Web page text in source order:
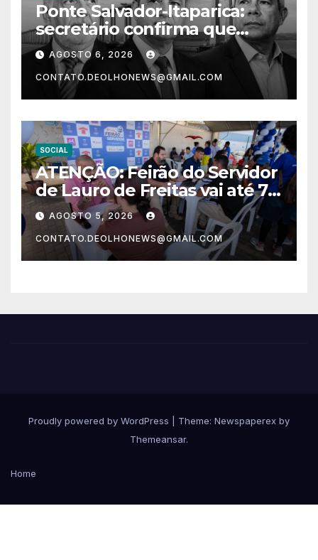
Ponte Salvador-Itaparica:
secretário confirma que
intervenções em Salvador só
começam em 2028
AGOSTO 6, 2026
CONTATO.DEOLHONEWS@GMAIL.COM
SOCIAL
ATENÇÃO: Feirão do Servidor
de Lauro de Freitas vai até 7
de agosto com desconto na
compra de imóvel
AGOSTO 5, 2026
CONTATO.DEOLHONEWS@GMAIL.COM
Proudly powered by WordPress
Theme: Newspaperex by
Themeansar.
Home